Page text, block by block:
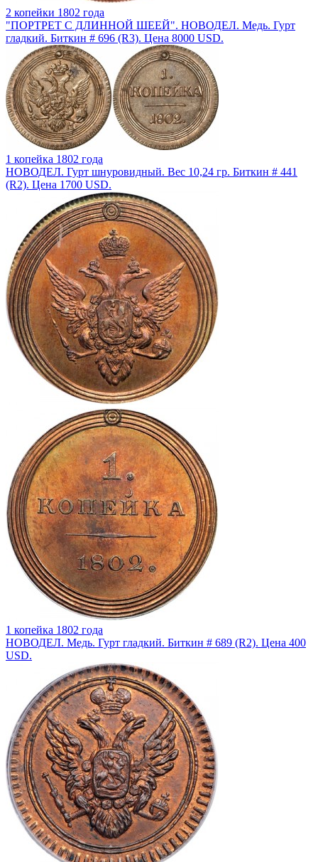
2 копейки 1802 года
"ПОРТРЕТ С ДЛИННОЙ ШЕЕЙ". НОВОДЕЛ. Медь. Гурт
гладкий. Биткин # 696 (R3). Цена 8000 USD.
1 копейка 1802 года
НОВОДЕЛ. Гурт шнуровидный. Вес 10,24 гр. Биткин # 441
(R2). Цена 1700 USD.
1 копейка 1802 года
НОВОДЕЛ. Медь. Гурт гладкий. Биткин # 689 (R2). Цена 400
USD.